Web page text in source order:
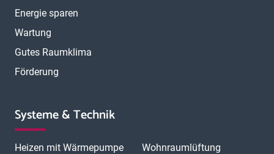
Energie sparen
Wartung
Gutes Raumklima
Förderung
Systeme & Technik
Heizen mit Wärmepumpe
Wohnraumlüftung